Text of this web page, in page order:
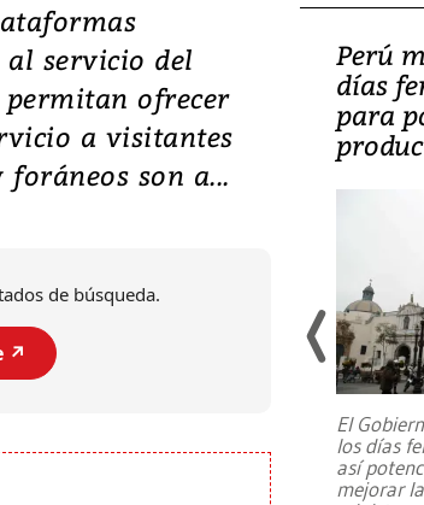
al servicio del
ofrecer
a visitantes
son a...
de búsqueda.
↗️
Lula lanza su
con
de inversión
educación y
raras
recuerdos y escuetas
Perú
días
para
El
los días
así
mejorar